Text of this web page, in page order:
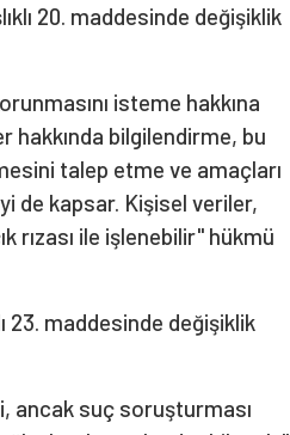
20. maddesinde değişiklik
isteme hakkına
hakkında bilgilendirme, bu
talep etme ve amaçları
de kapsar. Kişisel veriler,
rızası ile işlenebilir" hükmü
23. maddesinde değişiklik
ancak suç soruşturması